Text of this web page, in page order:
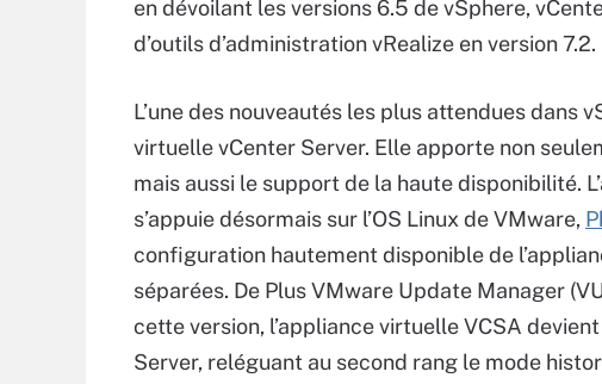
en dévoilant les versions 6.5 de vSphere,
d’outils d’administration vRealize en version 7.2.
L’une des nouveautés les plus attendues dans
virtuelle vCenter Server. Elle apporte non
mais aussi le support de la haute disponibilité.
s’appuie désormais sur l’OS Linux de VMware,
configuration hautement disponible de
séparées. De Plus VMware Update Manager
cette version, l’appliance virtuelle VCSA
Server, reléguant au second rang le mode